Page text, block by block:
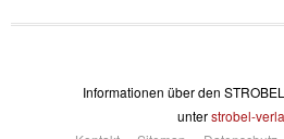
Informationen über den
unterstrobel-